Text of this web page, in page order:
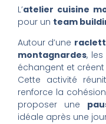
L’atelier cuisine
pour un team
Autour d’une
montagnardes,
échangent et créent
Cette activité
renforce la
proposer une
idéale après une